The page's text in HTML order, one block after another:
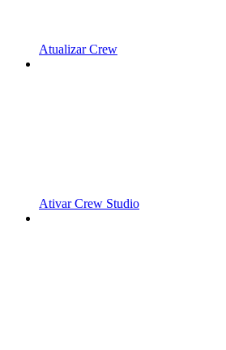
Atualizar Crew
Ativar Crew Studio